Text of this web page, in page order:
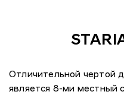
Отличительной чертой
является 8-ми местный